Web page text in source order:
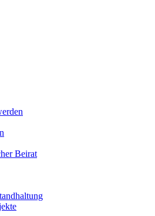
Beirat